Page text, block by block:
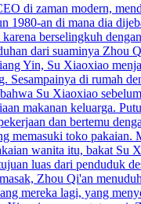
di zaman modern,
1980-an di mana dia
berselingkuh
dari suaminya Zhou
Yin, Su Xiaoxiao
Sesampainya di rumah
Su Xiaoxiao
makanan keluarga.
dan bertemu
memasuki toko pakaian.
wanita itu, bakat Su
luas dari penduduk
Zhou Qi'an
mereka lagi, yang